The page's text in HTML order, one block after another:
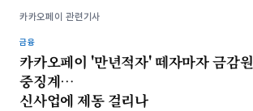
카카오페이 관련기사
금융
카카오페이 '만년적자' 떼자마자 금감원
중징계…
신사업에 제동 걸리나